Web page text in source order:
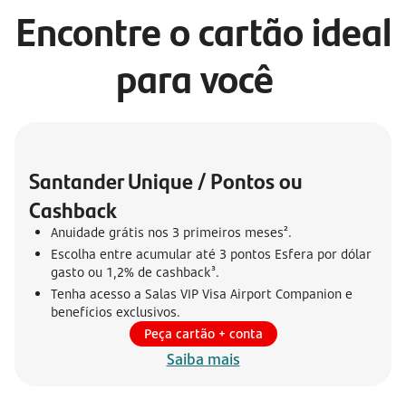
Encontre o cartão ideal
para você
Santander Unique / Pontos ou
Cashback
Anuidade grátis nos 3 primeiros meses².
Escolha entre acumular até 3 pontos Esfera por dólar
gasto ou 1,2% de cashback³.
Tenha acesso a Salas VIP Visa Airport Companion e
benefícios exclusivos.
Peça cartão + conta
Saiba mais